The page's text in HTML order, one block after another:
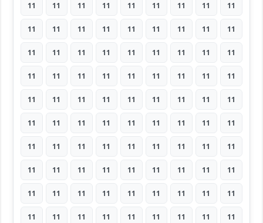
11 11 11 11 11 11 11 11 11
11 11 11 11 11 11 11 11 11
11 11 11 11 11 11 11 11 11
11 11 11 11 11 11 11 11 11
11 11 11 11 11 11 11 11 11
11 11 11 11 11 11 11 11 11
11 11 11 11 11 11 11 11 11
11 11 11 11 11 11 11 11 11
11 11 11 11 11 11 11 11 11
11 11 11 11 11 11 11 11 11